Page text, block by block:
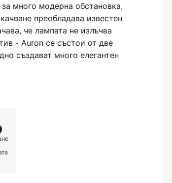
много модерна обстановка,
преобладава известен
че лампата не излъчва
- Auron се състои от две
създават много елегантен
на LED лампата може
регулира в четири степени с
стената.